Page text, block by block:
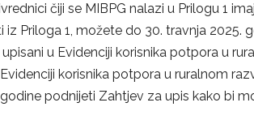
čiji se MIBPG nalazi u Prilogu 1
iz Priloga 1, možete do 30. travnja 2025.
u Evidenciji korisnika potpora u
korisnika potpora u ruralnom
podnijeti Zahtjev za upis kako bi